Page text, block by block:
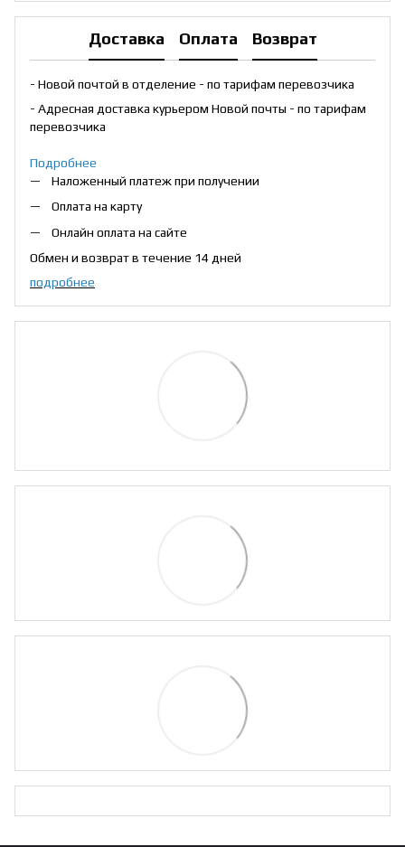
Доставка Оплата Возврат
- Новой почтой в отделение - по тарифам перевозчика
- Адресная доставка курьером Новой почты - по тарифам
перевозчика
Подробнее
Наложенный платеж при получении
Оплата на карту
Онлайн оплата на сайте
Обмен и возврат в течение 14 дней
подробнее